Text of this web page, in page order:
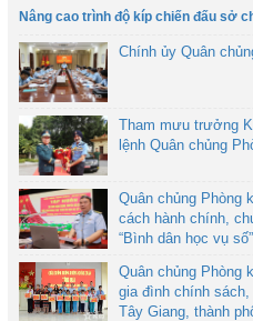
Nâng cao trình độ kíp chiến đấu sở
Chính ủy Quân
Tham mưu trưởng
lệnh Quân chủng
Quân chủng Phòng
cách hành chính,
“Bình dân học vụ số”
Quân chủng Phòng
gia đình chính
Tây Giang, thành